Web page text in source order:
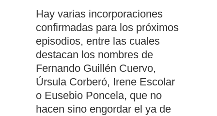
Hay varias incorporaciones
confirmadas para los próximos
episodios, entre las cuales
destacan los nombres de
Fernando Guillén Cuervo,
Úrsula Corberó, Irene Escolar
o Eusebio Poncela, que no
hacen sino engordar el ya de